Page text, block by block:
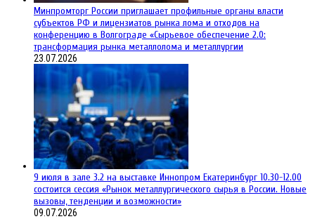
Минпромторг России приглашает профильные органы власти
субъектов РФ и лицензиатов рынка лома и отходов на
конференцию в Волгограде «Сырьевое обеспечение 2.0:
трансформация рынка металлолома и металлургии
23.07.2026
9 июля в зале 3.2 на выставке Иннопром Екатеринбург 10.30-12.00
состоится сессия «Рынок металлургического сырья в России. Новые
вызовы, тенденции и возможности»
09.07.2026